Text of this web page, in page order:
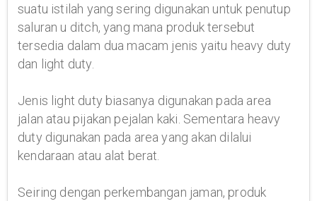
suatu istilah yang sering digunakan untuk penutup
saluran u ditch, yang mana produk tersebut
tersedia dalam dua macam jenis yaitu heavy duty
dan light duty.
Jenis light duty biasanya digunakan pada area
jalan atau pijakan pejalan kaki. Sementara heavy
duty digunakan pada area yang akan dilalui
kendaraan atau alat berat.
Seiring dengan perkembangan jaman, produk